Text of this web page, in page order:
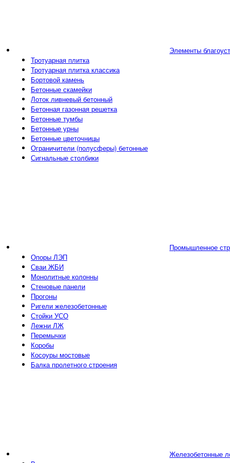
Элементы
Тротуарная плитка
Тротуарная плитка классика
Бортовой камень
Бетонные скамейки
Лоток ливневый бетонный
Бетонная газонная решетка
Бетонные тумбы
Бетонные урны
Бетонные цветочницы
Ограничители (полусферы) бетонные
Сигнальные столбики
Промышленное
Опоры ЛЭП
Сваи ЖБИ
Монолитные колонны
Стеновые панели
Прогоны
Ригели железобетонные
Стойки УСО
Лежни ЛЖ
Перемычки
Коробы
Косоуры мостовые
Балка пролетного строения
Железобетонные